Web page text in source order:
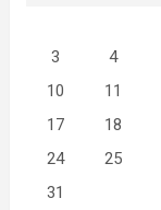
3
4
10
11
17
18
24
25
31